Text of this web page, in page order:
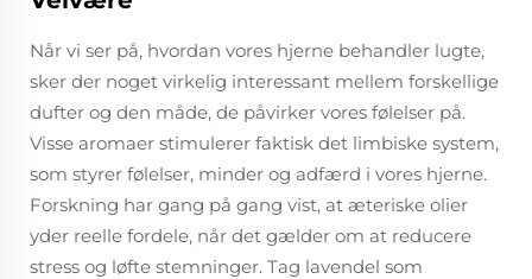
Når vi ser på, hvordan vores hjerne behandler lugte,
sker der noget virkelig interessant mellem forskellige
dufter og den måde, de påvirker vores følelser på.
Visse aromaer stimulerer faktisk det limbiske system,
som styrer følelser, minder og adfærd i vores hjerne.
Forskning har gang på gang vist, at æteriske olier
yder reelle fordele, når det gælder om at reducere
stress og løfte stemninger. Tag lavendel som